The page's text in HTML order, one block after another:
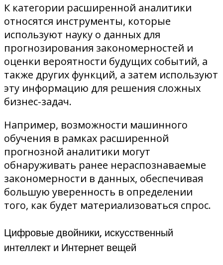
К категории расширенной аналитики
относятся инструменты, которые
используют науку о данных для
прогнозирования закономерностей и
оценки вероятности будущих событий, а
также других функций, а затем используют
эту информацию для решения сложных
бизнес-задач.
Например, возможности машинного
обучения в рамках расширенной
прогнозной аналитики могут
обнаруживать ранее нераспознаваемые
закономерности в данных, обеспечивая
большую уверенность в определении
того, как будет материализоваться спрос.
Цифровые двойники, искусственный
интеллект и Интернет вещей